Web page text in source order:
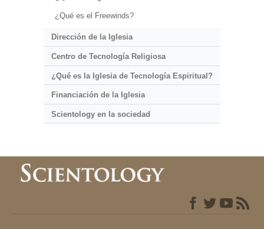
¿Qué es el Freewinds?
Dirección de la Iglesia
Centro de Tecnología Religiosa
¿Qué es la Iglesia de Tecnología Espiritual?
Financiación de la Iglesia
Scientology en la sociedad